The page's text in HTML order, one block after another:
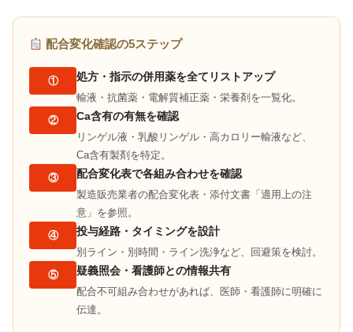
配合変化確認の5ステップ
① 処方・指示の併用薬を全てリストアップ
輸液・抗菌薬・電解質補正薬・栄養剤を一覧化。
②
Ca含有の有無を確認
リンゲル液・乳酸リンゲル・高カロリー輸液など、
Ca含有製剤を特定。
③
配合変化表で各組み合わせを確認
製造販売業者の配合変化表・添付文書「適用上の注
意」を参照。
④
投与経路・タイミングを設計
別ライン・別時間・ライン洗浄など、回避策を検討。
⑤
疑義照会・看護師との情報共有
配合不可組み合わせがあれば、医師・看護師に明確に
伝達。